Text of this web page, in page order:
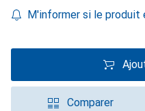
M'informer si le
Comparer